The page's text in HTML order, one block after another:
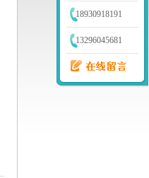
18930918191
13296045681